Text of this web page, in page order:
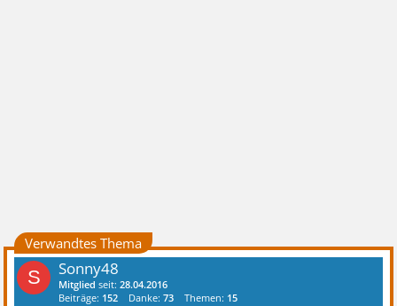
Verwandtes Thema
S Sonny48
Mitglied seit:28.04.2016
Beiträge: 152 Danke:73 Themen: 15